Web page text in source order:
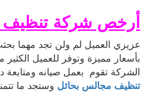
أرخص شركة تنظيف
عزيزي العميل لم ولن تجد مهما
بأسعار مميزة وتوفر للعميل
الشركة تقوم بعمل صيانه
تنظيف مجالس بحائل وستجد ما